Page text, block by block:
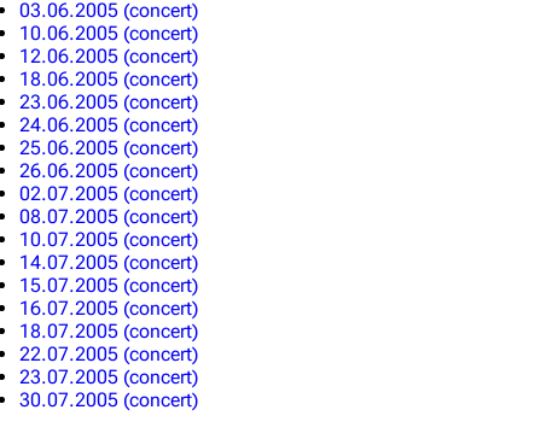
03.06.2005 (concert)
10.06.2005 (concert)
12.06.2005 (concert)
18.06.2005 (concert)
23.06.2005 (concert)
24.06.2005 (concert)
25.06.2005 (concert)
26.06.2005 (concert)
02.07.2005 (concert)
08.07.2005 (concert)
10.07.2005 (concert)
14.07.2005 (concert)
15.07.2005 (concert)
16.07.2005 (concert)
18.07.2005 (concert)
22.07.2005 (concert)
23.07.2005 (concert)
30.07.2005 (concert)